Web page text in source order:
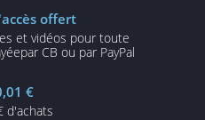
offert
et vidéos pour toute
par CB ou par PayPal
€
d'achats